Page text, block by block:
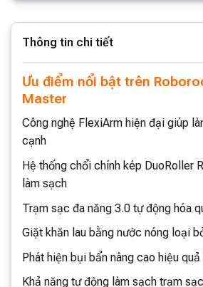
Thông tin chi tiết
Ưu điểm nổi bật trên
Master
Công nghệ FlexiArm hiện đại giúp
cạnh
Hệ thống chổi chính kép DuoRoller
làm sạch
Trạm sạc đa năng 3.0 tự động hóa
Giặt khăn lau bằng nước nóng loại
Phát hiện bụi bẩn nâng cao hiệu
Khả năng tự động làm sạch trạm sạc